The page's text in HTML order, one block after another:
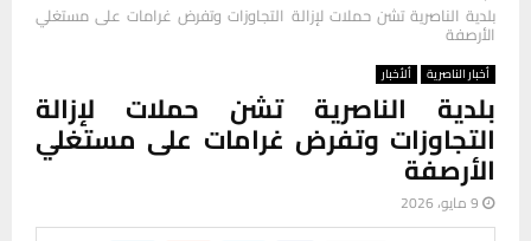
بلدية الناصرية تشن حملات لإزالة التجاوزات وتفرض غرامات على مستغلي
الأرصفة
أخبار الناصرية ألأخبار
بلدية الناصرية تشن حملات لإزالة
التجاوزات وتفرض غرامات على مستغلي
الأرصفة
9 مايو، 2026